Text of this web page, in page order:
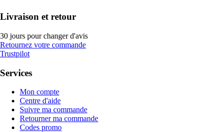
Livraison et retour
30 jours pour changer d'avis
Retournez votre commande
Trustpilot
Services
Mon compte
Centre d'aide
Suivre ma commande
Retourner ma commande
Codes promo